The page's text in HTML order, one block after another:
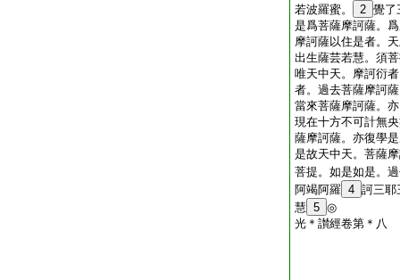
若波羅蜜。
2 覺了
是爲菩薩摩訶薩。
摩訶薩以住是者。
出生薩芸若慧。須
唯天中天。摩訶衍
者。過去菩薩摩訶
當來菩薩摩訶薩。
現在十方不可計無
薩摩訶薩。亦復學
是故天中天。菩薩
菩提。如是如是。
阿竭阿羅 4 訶三耶
慧 5 ◎
光＊讃經卷第＊八